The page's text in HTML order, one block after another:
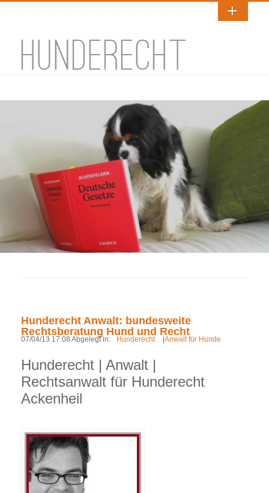
HUNDERECHT
Hunderecht Anwalt: bundesweite
Rechtsberatung Hund und Recht
07/04/13 17:08 Abgelegt in: Hunderecht |Anwalt für Hunde
Hunderecht | Anwalt |
Rechtsanwalt für Hunderecht
Ackenheil